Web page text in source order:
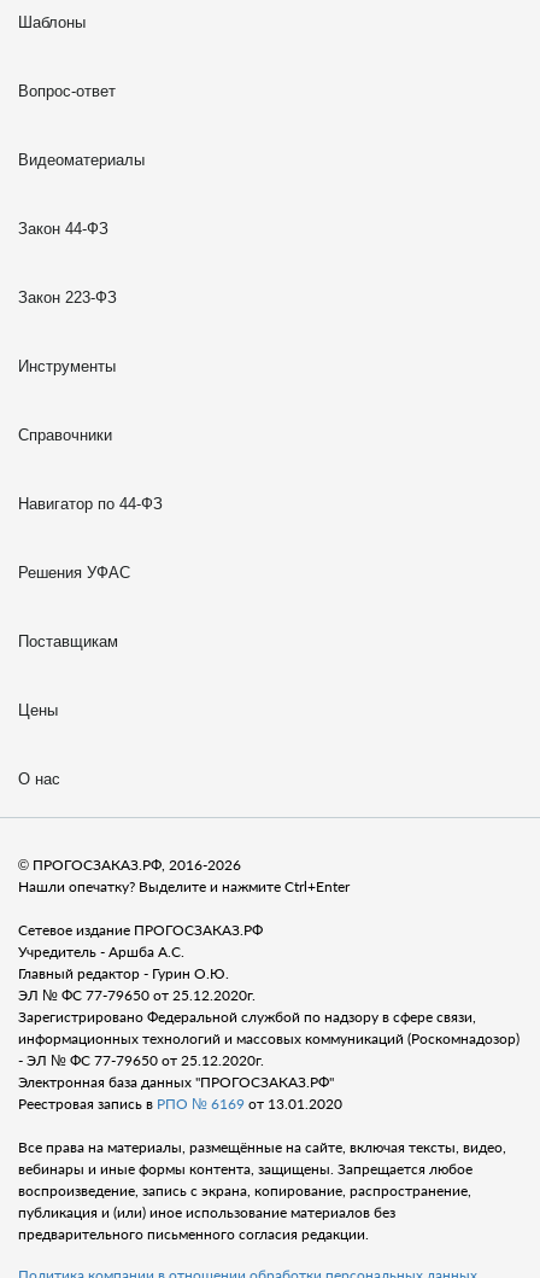
Шаблоны
Вопрос-ответ
Видеоматериалы
Закон 44-ФЗ
Закон 223-ФЗ
Инструменты
Справочники
Навигатор по 44-ФЗ
Решения УФАС
Поставщикам
Цены
О нас
© ПРОГОСЗАКАЗ.РФ, 2016-2026
Нашли опечатку? Выделите и нажмите Ctrl+Enter
Сетевое издание ПРОГОСЗАКАЗ.РФ
Учредитель - Аршба А.С.
Главный редактор - Гурин О.Ю.
ЭЛ № ФС 77-79650 от 25.12.2020г.
Зарегистрировано Федеральной службой по надзору в сфере связи,
информационных технологий и массовых коммуникаций (Роскомнадозор)
- ЭЛ № ФС 77-79650 от 25.12.2020г.
Электронная база данных "ПРОГОСЗАКАЗ.РФ"
Реестровая запись в РПО № 6169 от 13.01.2020
Все права на материалы, размещённые на сайте, включая тексты, видео,
вебинары и иные формы контента, защищены. Запрещается любое
воспроизведение, запись с экрана, копирование, распространение,
публикация и (или) иное использование материалов без
предварительного письменного согласия редакции.